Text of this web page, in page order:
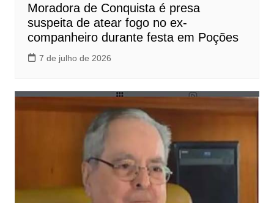
Moradora de Conquista é presa
suspeita de atear fogo no ex-
companheiro durante festa em Poções
7 de julho de 2026